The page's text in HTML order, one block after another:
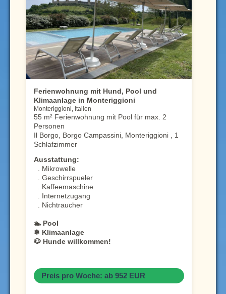
Ferienwohnung mit Hund, Pool und
Klimaanlage in Monteriggioni
Monteriggioni, Italien
55 m² Ferienwohnung mit Pool für max. 2
Personen
Il Borgo, Borgo Campassini, Monteriggioni , 1
Schlafzimmer
Ausstattung:
. Mikrowelle
. Geschirrspueler
. Kaffeemaschine
. Internetzugang
. Nichtraucher
🏊 Pool
❄ Klimaanlage
🐶 Hunde willkommen!
Preis pro Woche: ab 952 EUR